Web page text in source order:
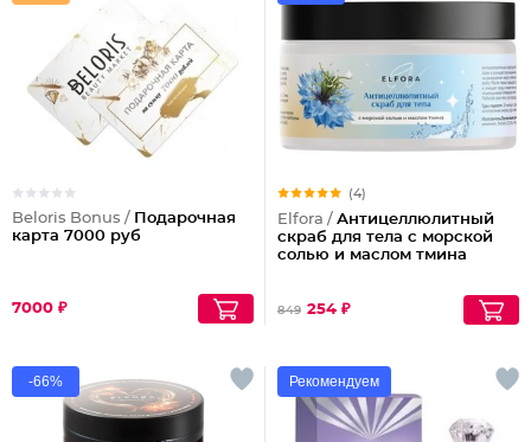
Beloris Bonus /
Подарочная
карта 7000 руб
7000 ₽
(4)
Elfora / Антицеллюлитный
скраб для тела с морской
солью и маслом тмина
849 254 ₽
-66% Рекомендуем